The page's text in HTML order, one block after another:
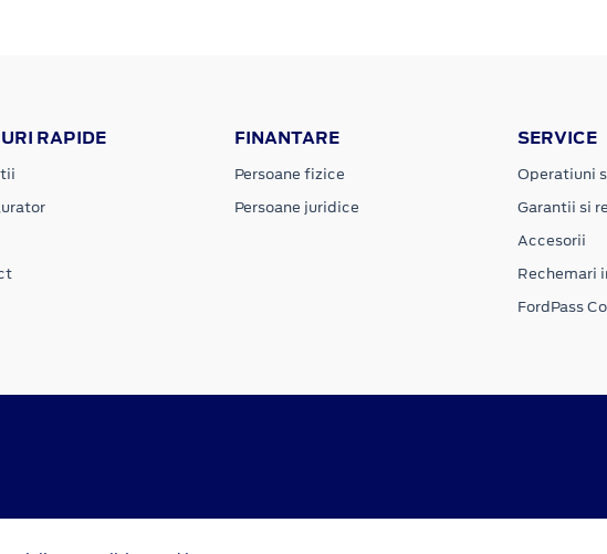
RAPIDE FINANTARE
Persoane fizice
Persoane juridice
SERVICE
Operatiuni
Garantii si
Accesorii
Rechemari
FordPass